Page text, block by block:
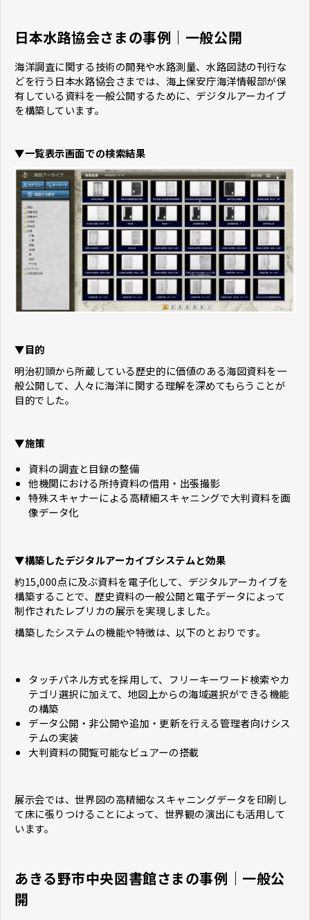
日本水路協会さまの事例｜一般公開
海洋調査に関する技術の開発や水路測量、水路図誌の刊行な
どを行う日本水路協会さまでは、海上保安庁海洋情報部が保
有している資料を一般公開するために、デジタルアーカイブ
を構築しています。
▼一覧表示画面での検索結果
▼目的
明治初頭から所蔵している歴史的に価値のある海図資料を一
般公開して、人々に海洋に関する理解を深めてもらうことが
目的でした。
▼施策
資料の調査と目録の整備
他機関における所持資料の借用・出張撮影
特殊スキャナーによる高精細スキャニングで大判資料を画
像データ化
▼構築したデジタルアーカイブシステムと効果
約15,000点に及ぶ資料を電子化して、デジタルアーカイブを
構築することで、歴史資料の一般公開と電子データによって
制作されたレプリカの展示を実現しました。
構築したシステムの機能や特徴は、以下のとおりです。
タッチパネル方式を採用して、フリーキーワード検索やカ
テゴリ選択に加えて、地図上からの海域選択ができる機能
の構築
データ公開・非公開や追加・更新を行える管理者向けシス
テムの実装
大判資料の閲覧可能なビュアーの搭載
展示会では、世界図の高精細なスキャニングデータを印刷し
て床に張りつけることによって、世界観の演出にも活用して
います。
あきる野市中央図書館さまの事例｜一般公
開